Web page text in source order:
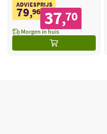
ADVIESPRIJS
79,96 37,70
Morgen in huis